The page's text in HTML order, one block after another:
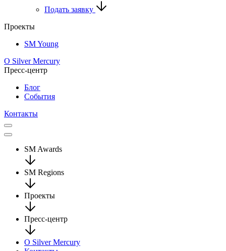
Подать заявку
Проекты
SM Young
О Silver Mercury
Пресс-центр
Блог
События
Контакты
SM Awards
SM Regions
Проекты
Пресс-центр
О Silver Mercury